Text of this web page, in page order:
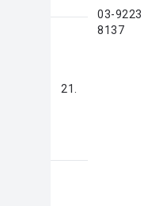
03-9223
8137
21.